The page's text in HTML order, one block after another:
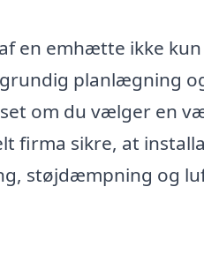
en emhætte ikke
planlægning
om du vælger en
firma sikre, at
støjdæmpning og